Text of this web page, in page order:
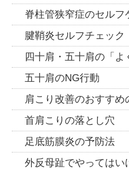
脊柱管狭窄症のセルフ
腱鞘炎セルフチェック
四十肩・五十肩の「よ
五十肩のNG行動
肩こり改善のおすすめ
首肩こりの落とし穴
足底筋膜炎の予防法
外反母趾でやってはい